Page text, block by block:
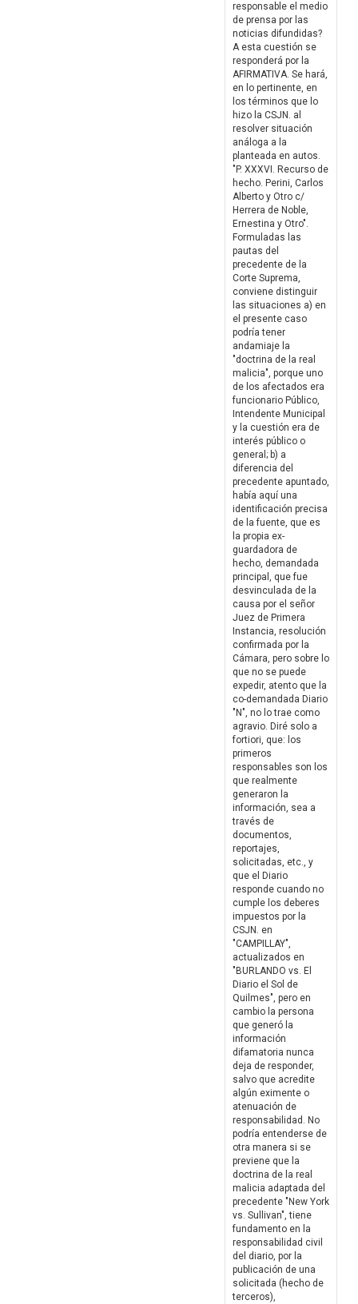
responsable el medio
de prensa por las
noticias difundidas?
A esta cuestión se
responderá por la
AFIRMATIVA. Se hará,
en lo pertinente, en
los términos que lo
hizo la CSJN. al
resolver situación
análoga a la
planteada en autos.
"P. XXXVI. Recurso de
hecho. Perini, Carlos
Alberto y Otro c/
Herrera de Noble,
Ernestina y Otro".
Formuladas las
pautas del
precedente de la
Corte Suprema,
conviene distinguir
las situaciones a) en
el presente caso
podría tener
andamiaje la
"doctrina de la real
malicia", porque uno
de los afectados era
funcionario Público,
Intendente Municipal
y la cuestión era de
interés público o
general; b) a
diferencia del
precedente apuntado,
había aquí una
identificación precisa
de la fuente, que es
la propia ex-
guardadora de
hecho, demandada
principal, que fue
desvinculada de la
causa por el señor
Juez de Primera
Instancia, resolución
confirmada por la
Cámara, pero sobre lo
que no se puede
expedir, atento que la
co-demandada Diario
"N", no lo trae como
agravio. Diré solo a
fortiori, que: los
primeros
responsables son los
que realmente
generaron la
información, sea a
través de
documentos,
reportajes,
solicitadas, etc., y
que el Diario
responde cuando no
cumple los deberes
impuestos por la
CSJN. en
"CAMPILLAY",
actualizados en
"BURLANDO vs. El
Diario el Sol de
Quilmes", pero en
cambio la persona
que generó la
información
difamatoria nunca
deja de responder,
salvo que acredite
algún eximente o
atenuación de
responsabilidad. No
podría entenderse de
otra manera si se
previene que la
doctrina de la real
malicia adaptada del
precedente "New York
vs. Sullivan", tiene
fundamento en la
responsabilidad civil
del diario, por la
publicación de una
solicitada (hecho de
terceros),